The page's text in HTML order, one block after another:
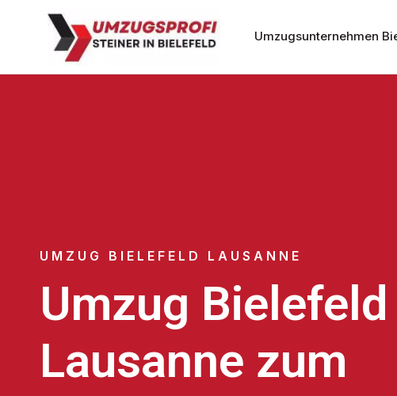
Umzugsunternehmen
UMZUG BIELEFELD LAUSANNE
Umzug Bielefeld
Lausanne zum